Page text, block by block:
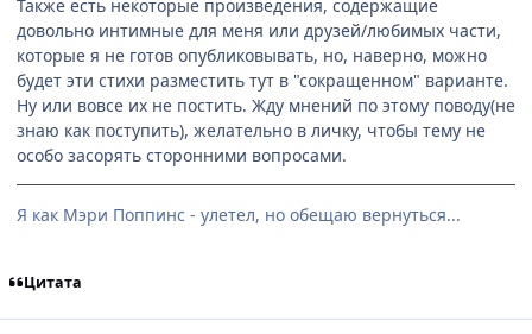
Также есть некоторые произведения, содержащие
довольно интимные для меня или друзей/любимых части,
которые я не готов опубликовывать, но, наверно, можно
будет эти стихи разместить тут в "сокращенном" варианте.
Ну или вовсе их не постить. Жду мнений по этому поводу(не
знаю как поступить), желательно в личку, чтобы тему не
особо засорять сторонними вопросами.
Я как Мэри Поппинс - улетел, но обещаю вернуться...
Цитата